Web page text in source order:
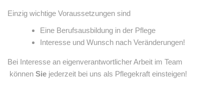
Einzig wichtige Voraussetzungen sind
Eine Berufsausbildung in der Pflege
Interesse und Wunsch nach Veränderungen!
Bei Interesse an eigenverantwortlicher Arbeit im Team
können Sie jederzeit bei uns als Pflegekraft einsteigen!